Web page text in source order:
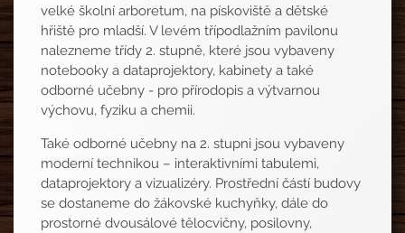
velké školní arboretum, na pískoviště a dětské
hřiště pro mladší. V levém třípodlažním pavilonu
nalezneme třídy 2. stupně, které jsou vybaveny
notebooky a dataprojektory, kabinety a také
odborné učebny - pro přírodopis a výtvarnou
výchovu, fyziku a chemii.
Také odborné učebny na 2. stupni jsou vybaveny
moderní technikou – interaktivními tabulemi,
dataprojektory a vizualizéry. Prostřední částí budovy
se dostaneme do žákovské kuchyňky, dále do
prostorné dvousálové tělocvičny, posilovny,